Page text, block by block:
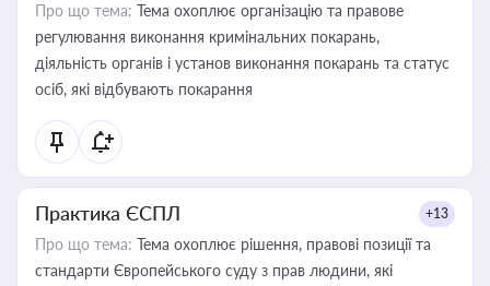
Про що тема: Тема охоплює організацію та правове
регулювання виконання кримінальних покарань,
діяльність органів і установ виконання покарань та статус
осіб, які відбувають покарання
Практика ЄСПЛ +13
Про що тема: Тема охоплює рішення, правові позиції та
стандарти Європейського суду з прав людини, які